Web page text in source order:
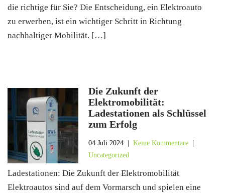
die richtige für Sie? Die Entscheidung, ein Elektroauto
zu erwerben, ist ein wichtiger Schritt in Richtung
nachhaltiger Mobilität. […]
Die Zukunft der
Elektromobilität:
Ladestationen als Schlüssel
zum Erfolg
04 Juli 2024 |Keine Kommentare
Uncategorized
Ladestationen: Die Zukunft der Elektromobilität
Elektroautos sind auf dem Vormarsch und spielen eine